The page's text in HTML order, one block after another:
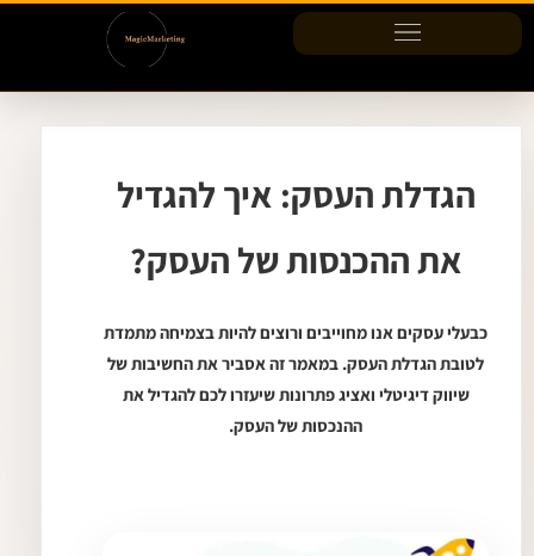
דילוג
לתוכן
הגדלת העסק: איך להגדיל
את ההכנסות של העסק?
כבעלי עסקים אנו מחוייבים ורוצים להיות בצמיחה מתמדת
לטובת הגדלת העסק. במאמר זה אסביר את החשיבות של
שיווק דיגיטלי ואציג פתרונות שיעזרו לכם להגדיל את
ההנכסות של העסק.